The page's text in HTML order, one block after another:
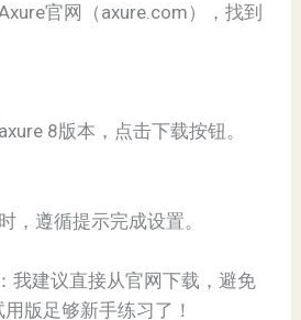
官网（axure.com），找到
8版本，点击下载按钮。
，遵循提示完成设置。
我建议直接从官网下载，避免
版足够新手练习了！